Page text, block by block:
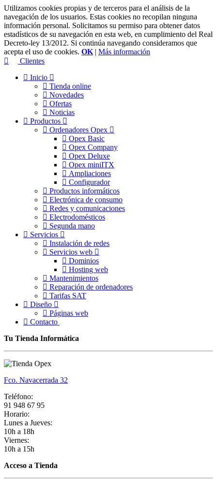
Utilizamos cookies propias y de terceros para el análisis de la
navegación de los usuarios. Estas cookies no recopilan ninguna
información personal. Solicitamos su permiso para obtener datos
estadísticos de su navegación en esta web, en cumplimiento del Real
Decreto-ley 13/2012. Si continúa navegando consideramos que
acepta el uso de cookies. OK | Más información
Clientes
Inicio
Tienda online
Novedades
Ofertas
Noticias
Productos
Ordenadores Opex
Opex Basic
Opex Company
Opex Deluxe
Opex miniITX
Ampliaciones
Configurador
Productos informáticos
Electrónica de consumo
Redes y comunicaciones
Electrodomésticos
Segunda mano
Servicios
Instalación de redes
Servicios web
Dominios
Hosting web
Mantenimientos
Reparación de ordenadores
Tarifas SAT
Diseño
Páginas web
Contacto
Tu Tienda Informática
Fco. Navacerrada 32
Teléfono:
91 948 67 95
Horario:
Lunes a Jueves:
10h a 18h
Viernes:
10h a 15h
Acceso a Tienda